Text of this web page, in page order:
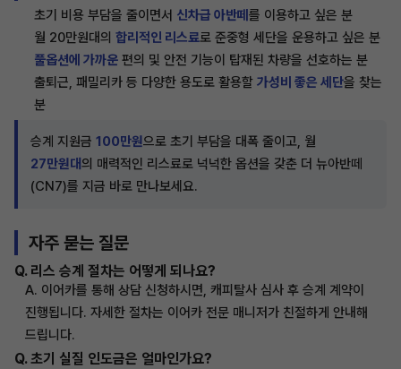
초기 비용 부담을 줄이면서 신차급 아반떼 를 이용하고 싶은 분
월 20만원대의 합리적인 리스료로 준중형 세단을 운용하고 싶은 분
풀옵션에 가까운 편의 및 안전 기능이 탑재된 차량을 선호하는 분
출퇴근, 패밀리카 등 다양한 용도로 활용할 가성비 좋은 세단을 찾는
분
승계 지원금 100만원으로 초기 부담을 대폭 줄이고, 월
27만원대의 매력적인 리스료로 넉넉한 옵션을 갖춘 더 뉴아반떼
(CN7)를 지금 바로 만나보세요.
자주 묻는 질문
Q. 리스 승계 절차는 어떻게 되나요?
A. 이어카를 통해 상담 신청하시면, 캐피탈사 심사 후 승계 계약이
진행됩니다. 자세한 절차는 이어카 전문 매니저가 친절하게 안내해
드립니다.
Q. 초기 실질 인도금은 얼마인가요?